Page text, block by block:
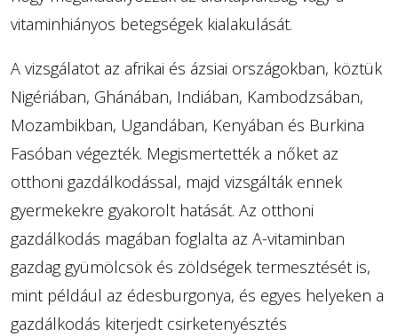
vitaminhiányos betegségek kialakulását.
A vizsgálatot az afrikai és ázsiai országokban, köztük
Nigériában, Ghánában, Indiában, Kambodzsában,
Mozambikban, Ugandában, Kenyában és Burkina
Fasóban végezték. Megismertették a nőket az
otthoni gazdálkodással, majd vizsgálták ennek
gyermekekre gyakorolt hatását. Az otthoni
gazdálkodás magában foglalta az A-vitaminban
gazdag gyümölcsök és zöldségek termesztését is,
mint például az édesburgonya, és egyes helyeken a
gazdálkodás kiterjedt csirketenyésztés